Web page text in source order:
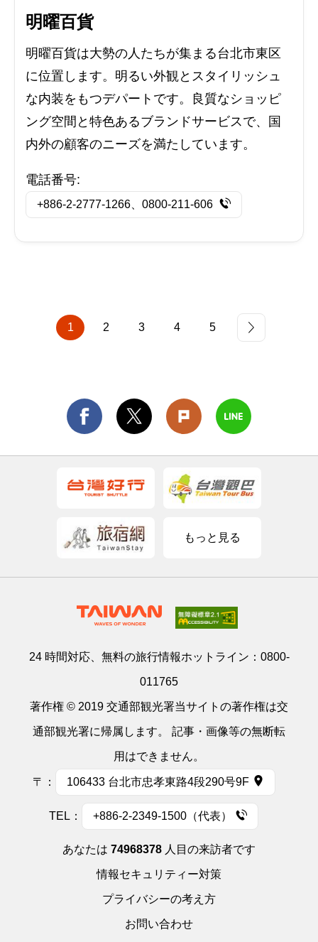
明曜百貨
明曜百貨は大勢の人たちが集まる台北市東区
に位置します。明るい外観とスタイリッシュ
な内装をもつデパートです。良質なショッピ
ング空間と特色あるブランドサービスで、国
内外の顧客のニーズを満たしています。
電話番号:
+886-2-2777-1266、0800-211-606
1 2 3 4 5
もっと見る
24 時間対応、無料の旅行情報ホットライン： 0800-
011765
著作権 © 2019 交通部観光署当サイトの著作権は交
通部観光署に帰属します。 記事・画像等の無断転
用はできません。
〒： 106433 台北市忠孝東路4段290号9F
TEL： +886-2-2349-1500（代表）
あなたは 74968378 人目の来訪者です
情報セキュリティー対策
プライバシーの考え方
お問い合わせ